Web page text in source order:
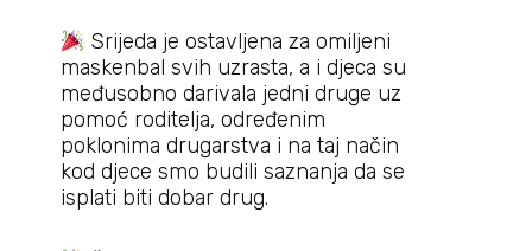
Srijeda je ostavljena za omiljeni
maskenbal svih uzrasta, a i djeca su
međusobno darivala jedni druge uz
pomoć roditelja, određenim
poklonima drugarstva i na taj način
kod djece smo budili saznanja da se
isplati biti dobar drug.